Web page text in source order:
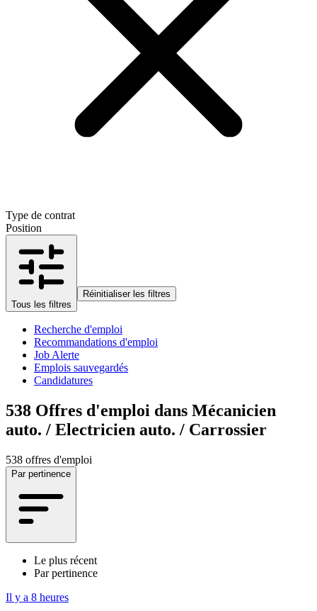
Type de contrat
Position
Tous les filtres
Réinitialiser les filtres
Recherche d'emploi
Recommandations d'emploi
Job Alerte
Emplois sauvegardés
Candidatures
538 Offres d'emploi dans Mécanicien
auto. / Electricien auto. / Carrossier
538 offres d'emploi
Par pertinence
Le plus récent
Par pertinence
Il y a 8 heures